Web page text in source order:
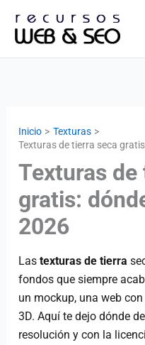
Inicio
Texturas
Texturas de tierra seca
Texturas de
gratis:
2026
Lastexturas de tierra
fondos que siempre
un mockup, una web
3D. Aquí te dejo dónde
resolución y con la